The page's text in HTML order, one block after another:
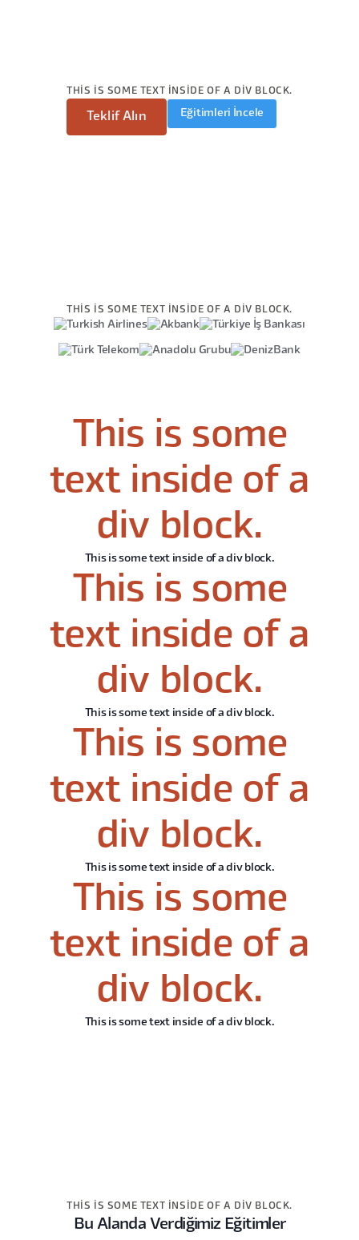
THIS IS SOME TEXT INSIDE OF A DIV BLOCK.
Teklif Alın Eğitimleri İncele
THIS IS SOME TEXT INSIDE OF A DIV BLOCK.
This is some
text inside of a
div block.
This is some text inside of a div block.
This is some
text inside of a
div block.
This is some text inside of a div block.
This is some
text inside of a
div block.
This is some text inside of a div block.
This is some
text inside of a
div block.
This is some text inside of a div block.
THIS IS SOME TEXT INSIDE OF A DIV BLOCK.
Bu Alanda Verdiğimiz Eğitimler